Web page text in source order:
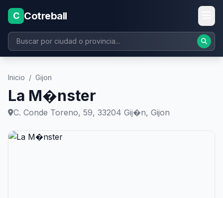
C Cotreball
Inicio / Gijon
La M�nster
C. Conde Toreno, 59, 33204 Gij�n, Gijon